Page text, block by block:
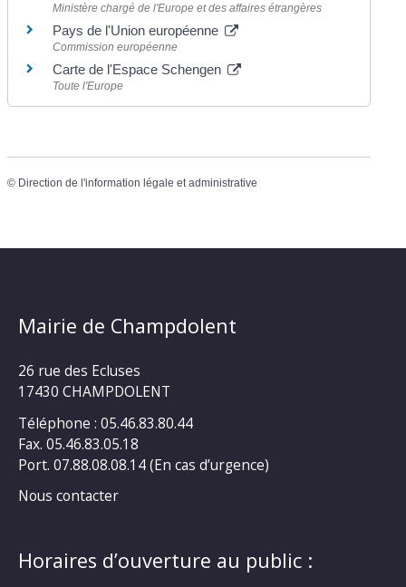
Ministère chargé de l'Europe et des affaires étrangères
Pays de l'Union européenne
Commission européenne
Carte de l'Espace Schengen
Toute l'Europe
© Direction de l'information légale et administrative
Mairie de Champdolent
26 rue des Ecluses
17430 CHAMPDOLENT
Téléphone : 05.46.83.80.44
Fax. 05.46.83.05.18
Port. 07.88.08.08.14 (En cas d’urgence)
Nous contacter
Horaires d’ouverture au public :